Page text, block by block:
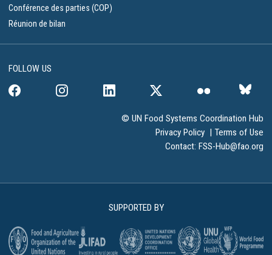
Conférence des parties (COP)
Réunion de bilan
FOLLOW US
© UN Food Systems Coordination Hub
Privacy Policy | Terms of Use
Contact: FSS-Hub@fao.org
SUPPORTED BY